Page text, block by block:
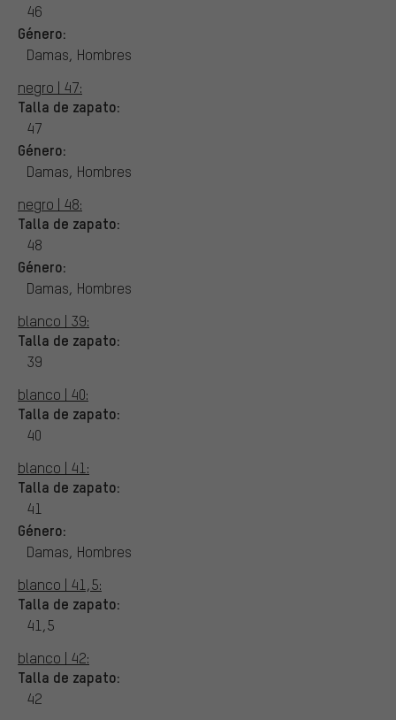
46
Género:
Damas, Hombres
negro | 47:
Talla de zapato:
47
Género:
Damas, Hombres
negro | 48:
Talla de zapato:
48
Género:
Damas, Hombres
blanco | 39:
Talla de zapato:
39
blanco | 40:
Talla de zapato:
40
blanco | 41:
Talla de zapato:
41
Género:
Damas, Hombres
blanco | 41,5:
Talla de zapato:
41,5
blanco | 42:
Talla de zapato:
42